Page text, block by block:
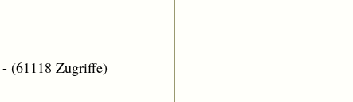
- (61118 Zugriffe)